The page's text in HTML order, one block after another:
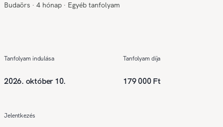
Budaörs ∙ 4 hónap ∙ Egyéb tanfolyam
Tanfolyam indulása
2026. október 10.
Tanfolyam díja
179 000 Ft
Jelentkezés